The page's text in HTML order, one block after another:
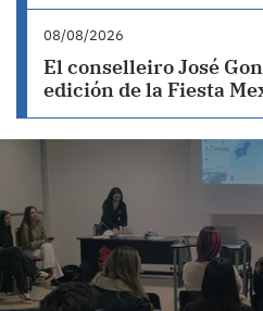
08/08/2026
El conselleiro José
edición de la Fiesta